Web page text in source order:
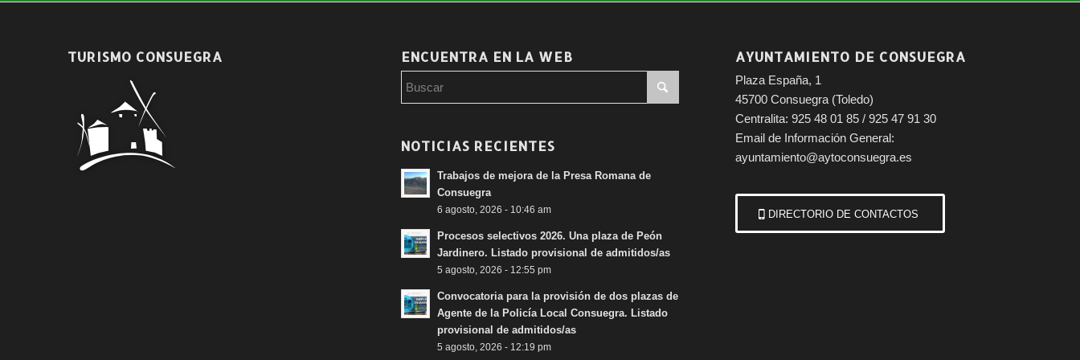
TURISMO CONSUEGRA ENCUENTRA EN LA WEB
NOTICIAS RECIENTES
Trabajos de mejora de la Presa Romana de
Consuegra
6 agosto, 2026 - 10:46 am
Procesos selectivos 2026. Una plaza de Peón
Jardinero. Listado provisional de admitidos/as
5 agosto, 2026 - 12:55 pm
Convocatoria para la provisión de dos plazas de
Agente de la Policía Local Consuegra. Listado
provisional de admitidos/as
5 agosto, 2026 - 12:19 pm
AYUNTAMIENTO DE CONSUEGRA
Plaza España, 1
45700 Consuegra (Toledo)
Centralita: 925 48 01 85 / 925 47 91 30
Email de Información General:
ayuntamiento@aytoconsuegra.es
DIRECTORIO DE CONTACTOS